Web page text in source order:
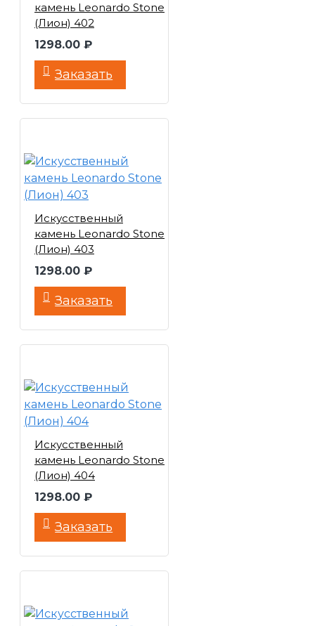
камень Leonardo Stone
(Лион) 402
1298.00 ₽
Заказать
Искусственный
камень Leonardo Stone
(Лион) 403
1298.00 ₽
Заказать
Искусственный
камень Leonardo Stone
(Лион) 404
1298.00 ₽
Заказать